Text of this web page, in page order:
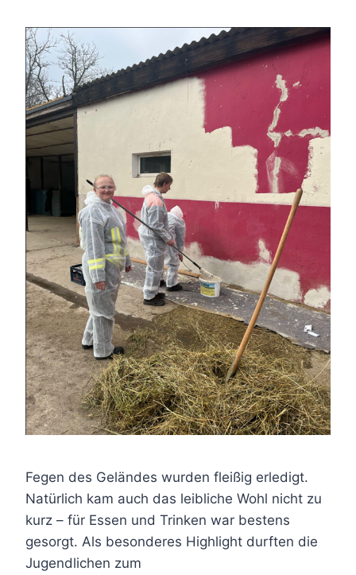
Fegen des Geländes wurden fleißig erledigt.
Natürlich kam auch das leibliche Wohl nicht zu
kurz – für Essen und Trinken war bestens
gesorgt. Als besonderes Highlight durften die
Jugendlichen zum